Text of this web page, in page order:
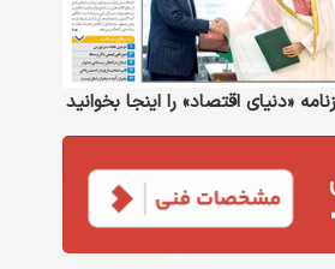
«دنیای‌ اقتصاد» را اینجا بخوانید